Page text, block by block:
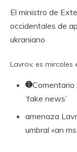
El ministro de
occidentales de
ukraniano
Lavrov, es mircoles
Comentario
‘fake news’
amenaza
umbral «an